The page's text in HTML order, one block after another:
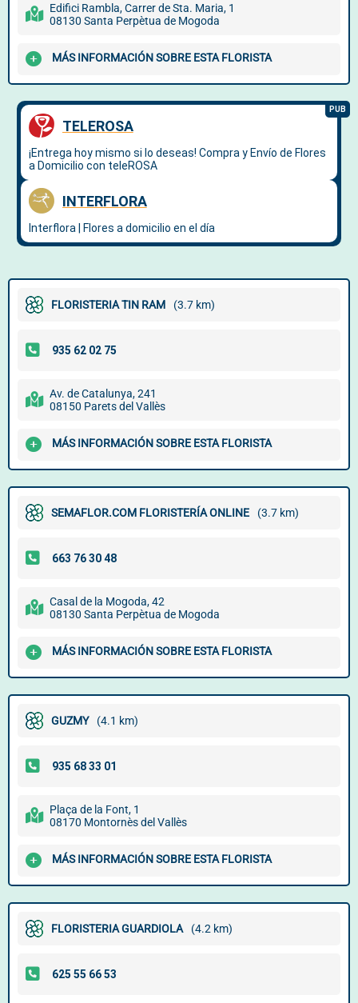
Edifici Rambla, Carrer de Sta. Maria, 1
08130 Santa Perpètua de Mogoda
MÁS INFORMACIÓN SOBRE ESTA FLORISTA
FLORISTERIA TIN RAM (3.7 km)
Av. de Catalunya, 241
08150 Parets del Vallès
MÁS INFORMACIÓN SOBRE ESTA FLORISTA
SEMAFLOR.COM FLORISTERÍA ONLINE (3.7 km)
Casal de la Mogoda, 42
08130 Santa Perpètua de Mogoda
MÁS INFORMACIÓN SOBRE ESTA FLORISTA
GUZMY (4.1 km)
Plaça de la Font, 1
08170 Montornès del Vallès
MÁS INFORMACIÓN SOBRE ESTA FLORISTA
FLORISTERIA GUARDIOLA (4.2 km)